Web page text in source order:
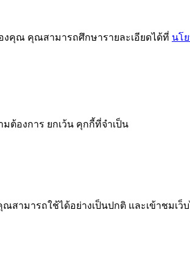
งคุณ คุณสามารถศึกษารายละเอียดได้ที่ นโ
ต้องการ ยกเว้น คุกกี้ที่จำเป็น
สามารถใช้ได้อย่างเป็นปกติ และเข้าชมเ